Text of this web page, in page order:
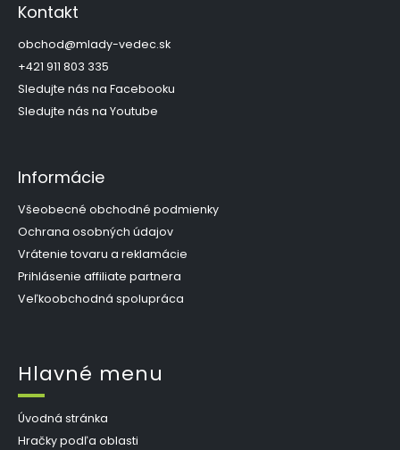
Kontakt
obchod@mlady-vedec.sk
+421 911 803 335
Sledujte nás na Facebooku
Sledujte nás na Youtube
Informácie
Všeobecné obchodné podmienky
Ochrana osobných údajov
Vrátenie tovaru a reklamácie
Prihlásenie affiliate partnera
Veľkoobchodná spolupráca
Hlavné menu
Úvodná stránka
Hračky podľa oblasti